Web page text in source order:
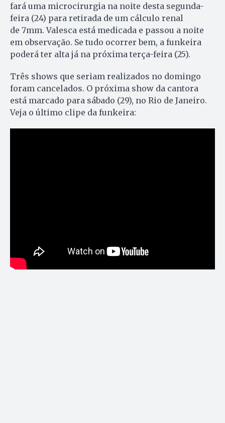
fará uma microcirurgia na noite desta segunda-
feira (24) para retirada de um cálculo renal
de 7mm. Valesca está medicada e passou a noite
em observação. Se tudo ocorrer bem, a funkeira
poderá ter alta já na próxima terça-feira (25).
Três shows que seriam realizados no domingo
foram cancelados. O próxima show da cantora
está marcado para sábado (29), no Rio de Janeiro.
Veja o último clipe da funkeira: